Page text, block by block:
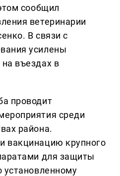
сообщил
ветеринарии
В связи с
усилены
въездах в
проводит
среди
района.
вакцинацию крупного
для защиты
установленному